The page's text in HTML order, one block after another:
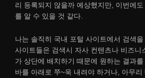
리 등록되지 않을까 예상했지만, 이번에
를 알 수 있을 것 같다.
나는 솔직히 국내 포털 사이트에서 검색
사이트들은 검색시 자사 컨텐츠나 비즈니
가 상단에 배치하기 때문에 원하는 결과
바를 아래로 쭈~욱 내려야 하거나, 아무리